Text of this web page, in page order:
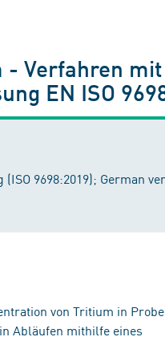
Verfahren
EN ISO
9698:2019); German
von Tritium in
Abläufen mithilfe eines